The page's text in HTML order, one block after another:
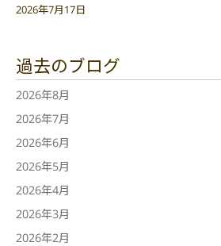
2026年7月17日
過去のブログ
2026年8月
2026年7月
2026年6月
2026年5月
2026年4月
2026年3月
2026年2月